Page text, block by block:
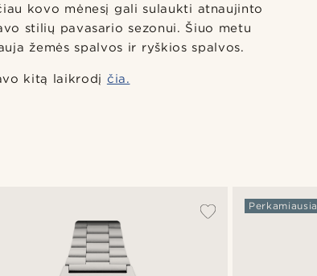
kovo mėnesį gali sulaukti atnaujinto
stilių pavasario sezonui. Šiuo metu
žemės spalvos ir ryškios spalvos.
kitą laikrodį čia.
Perkamiausia